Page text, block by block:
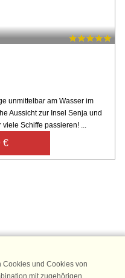
unmittelbar am Wasser im
Aussicht zur Insel Senja und
Schiffe passieren! ...
€
Fans an
von 25 € für Ihren nächsten
und Cookies von
mit zugehörigen